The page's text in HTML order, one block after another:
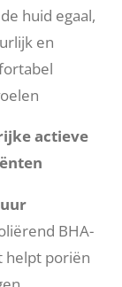
huid egaal,
en
actieve
BHA-
helpt poriën